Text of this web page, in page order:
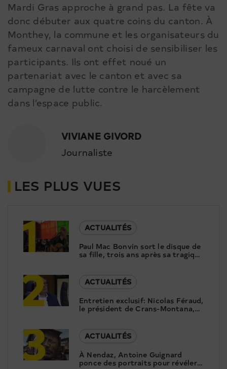
Mardi Gras approche à grand pas. La fête va
donc débuter aux quatre coins du canton. À
Monthey, la commune et les organisateurs du
fameux carnaval ont choisi de sensibiliser les
participants. Ils ont effet noué un
partenariat avec le canton et avec sa
campagne de lutte contre le harcèlement
dans l’espace public.
VIVIANE GIVORD
Journaliste
LES PLUS VUES
1
ACTUALITÉS
Paul Mac Bonvin sort le disque de
sa fille, trois ans après sa tragique
2
ACTUALITÉS
Entretien exclusif: Nicolas Féraud,
le président de Crans-Montana,
répond aux questions de Canal9
3
ACTUALITÉS
À Nendaz, Antoine Guignard
ponce des portraits pour révéler